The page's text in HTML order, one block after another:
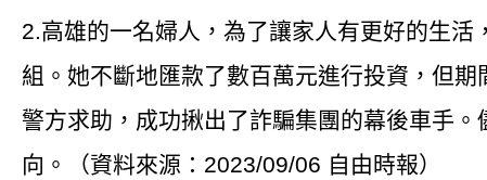
2.高雄的一名婦人，為了讓家人有更好的生
組。她不斷地匯款了數百萬元進行投資，但
警方求助，成功揪出了詐騙集團的幕後車手
向。（資料來源：2023/09/06 自由時報）